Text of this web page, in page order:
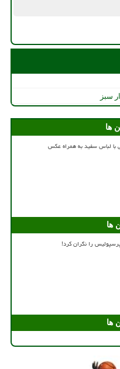
سبز
ها
با لباس سفید به همراه عکس
ها
را نگران کرد!
ها